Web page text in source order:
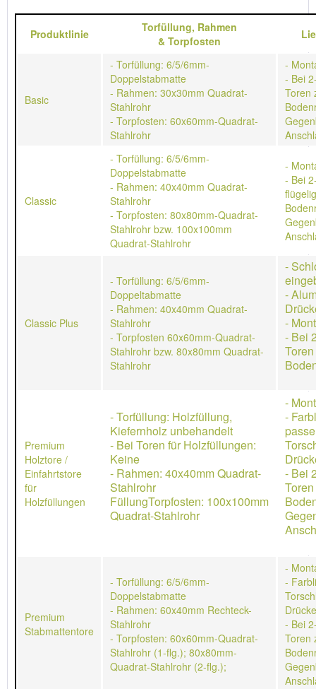
Produktlinie Torfüllung, Rahmen
& Torpfosten
Basic
- Torfüllung: 6/5/6mm-
Doppelstabmatte
- Rahmen: 30x30mm Quadrat-
Stahlrohr
- Torpfosten: 60x60mm-Quadrat-
Stahlrohr
-
- Bei
Toren
Classic
- Torfüllung: 6/5/6mm-
Doppelstabmatte
- Rahmen: 40x40mm Quadrat-
Stahlrohr
- Torpfosten: 80x80mm-Quadrat-
Stahlrohr bzw. 100x100mm
Quadrat-Stahlrohr
-
- Bei
Classic Plus
- Torfüllung: 6/5/6mm-
Doppeltabmatte
- Rahmen: 40x40mm Quadrat-
Stahlrohr
- Torpfosten 60x60mm-Quadrat-
Stahlrohr bzw. 80x80mm Quadrat-
Stahlrohr
-
-
-
- Bei
Premium
Holztore /
Einfahrtstore
für
Holzfüllungen
- Torfüllung: Holzfüllung,
Kiefernholz unbehandelt
- Bei Toren für Holzfüllungen:
Keine
- Rahmen: 40x40mm Quadrat-
Stahlrohr
FüllungTorpfosten: 100x100mm
Quadrat-Stahlrohr
-
-
- Bei
Premium
Stabmattentore
- Torfüllung: 6/5/6mm-
Doppelstabmatte
- Rahmen: 60x40mm Rechteck-
Stahlrohr
- Torpfosten: 60x60mm-Quadrat-
Stahlrohr (1-flg.); 80x80mm-
Quadrat-Stahlrohr (2-flg.);
-
-
- Bei
Toren